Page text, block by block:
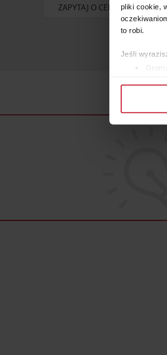
pliki cookie,
to robi.
Jeśli
Dowiedz
ruch w
ZAPYTAJ O CENĘ W SALONIE